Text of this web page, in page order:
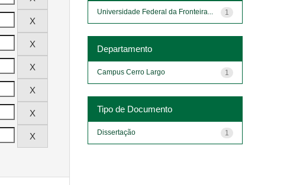
1
Universidade Federal da Fronteira...
Departamento
1
Campus Cerro Largo
Tipo de Documento
1
Dissertação